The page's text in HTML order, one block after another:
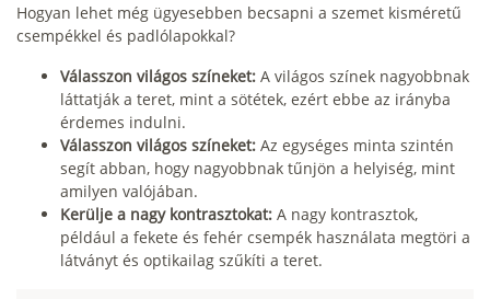
Hogyan lehet még ügyesebben becsapni a szemet kisméretű
csempékkel és padlólapokkal?
Válasszon világos színeket: A világos színek nagyobbnak
láttatják a teret, mint a sötétek, ezért ebbe az irányba
érdemes indulni.
Válasszon világos színeket: Az egységes minta szintén
segít abban, hogy nagyobbnak tűnjön a helyiség, mint
amilyen valójában.
Kerülje a nagy kontrasztokat: A nagy kontrasztok,
például a fekete és fehér csempék használata megtöri a
látványt és optikailag szűkíti a teret.